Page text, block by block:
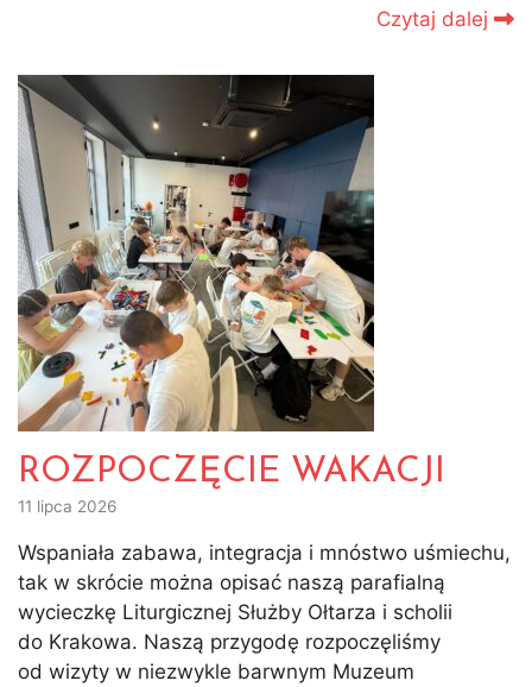
Czytaj dalej
ROZPOCZĘCIE WAKACJI
11 lipca 2026
Wspaniała zabawa, integracja i mnóstwo uśmiechu,
tak w skrócie można opisać naszą parafialną
wycieczkę Liturgicznej Służby Ołtarza i scholii
do Krakowa. Naszą przygodę rozpoczęliśmy
od wizyty w niezwykle barwnym Muzeum